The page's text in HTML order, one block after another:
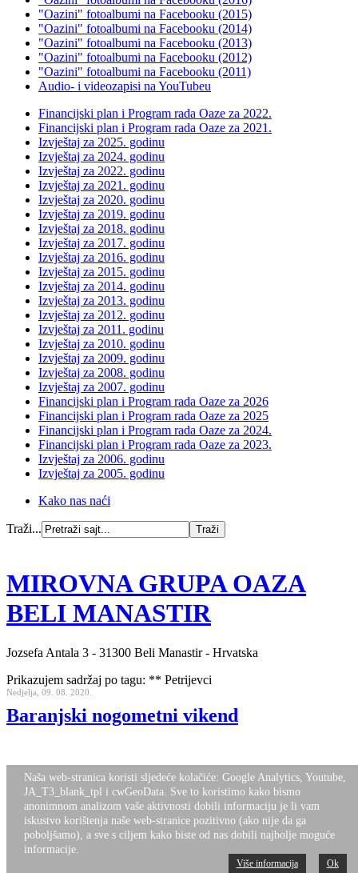
"Oazini" fotoalbumi na Facebooku (2015)
"Oazini" fotoalbumi na Facebooku (2014)
"Oazini" fotoalbumi na Facebooku (2013)
"Oazini" fotoalbumi na Facebooku (2012)
"Oazini" fotoalbumi na Facebooku (2011)
Audio- i videozapisi na YouTubeu
Financijski plan i Program rada Oaze za 2022.
Financijski plan i Program rada Oaze za 2021.
Izvještaj za 2025. godinu
Izvještaj za 2024. godinu
Izvještaj za 2022. godinu
Izvještaj za 2021. godinu
Izvještaj za 2020. godinu
Izvještaj za 2019. godinu
Izvještaj za 2018. godinu
Izvještaj za 2017. godinu
Izvještaj za 2016. godinu
Izvještaj za 2015. godinu
Izvještaj za 2014. godinu
Izvještaj za 2013. godinu
Izvještaj za 2012. godinu
Izvještaj za 2011. godinu
Izvještaj za 2010. godinu
Izvještaj za 2009. godinu
Izvještaj za 2008. godinu
Izvještaj za 2007. godinu
Financijski plan i Program rada Oaze za 2026
Financijski plan i Program rada Oaze za 2025
Financijski plan i Program rada Oaze za 2024.
Financijski plan i Program rada Oaze za 2023.
Izvještaj za 2006. godinu
Izvještaj za 2005. godinu
Kako nas naći
Traži...
MIROVNA GRUPA OAZA
BELI MANASTIR
Jozsefa Antala 3 - 31300 Beli Manastir - Hrvatska
Prikazujem sadržaj po tagu: ** Petrijevci
Nedjelja, 09. 08. 2020.
Baranjski nogometni vikend
Nalazite se ovdje:Naslovnica Novosti
Desktop Version Top
Naša web-stranica koristi sljedeće kolačiće: Google Analytics, Youtube,
JA_T3_blank_tpl i cwGeoData. Sve to koristimo kako bismo
anonimnom analizom vaše aktivnosti dobili informaciju je li vam
iskustvo korištenja naše web-stranice pozitivno (ako nije da ga
poboljšamo), a sve s ciljem kako biste od nas dobili najbolje moguće
informacije.
Više informacija Ok